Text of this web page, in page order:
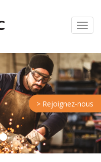
Menu
> Rejoignez-nous